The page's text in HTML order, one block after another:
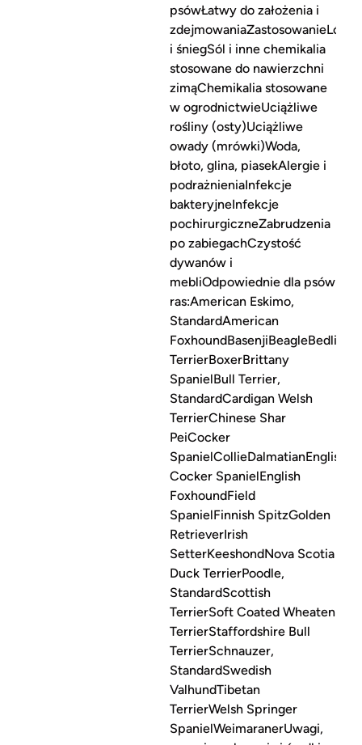
psówŁatwy do założenia i
zdejmowaniaZastosowanieLód
i śniegSól i inne chemikalia
stosowane do nawierzchni
zimąChemikalia stosowane
w ogrodnictwieUciążliwe
rośliny (osty)Uciążliwe
owady (mrówki)Woda,
błoto, glina, piasekAlergie i
podrażnieniaInfekcje
bakteryjneInfekcje
pochirurgiczneZabrudzenia
po zabiegachCzystość
dywanów i
mebliOdpowiednie dla psów
ras:American Eskimo,
StandardAmerican
TerrierBoxerBrittany
SpanielBull Terrier,
StandardCardigan Welsh
TerrierChinese Shar
PeiCocker
SpanielCollieDalmatianEnglish
Cocker SpanielEnglish
FoxhoundField
SpanielFinnish SpitzGolden
RetrieverIrish
SetterKeeshondNova Scotia
Duck TerrierPoodle,
StandardScottish
TerrierSoft Coated Wheaten
TerrierStaffordshire Bull
TerrierSchnauzer,
StandardSwedish
ValhundTibetan
TerrierWelsh Springer
SpanielWeimaranerUwagi,